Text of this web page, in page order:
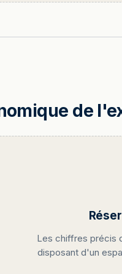
de
Les chiffres précis
disposant d'un